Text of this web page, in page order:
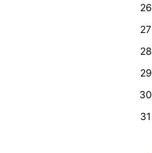
26
27
28
29
30
31